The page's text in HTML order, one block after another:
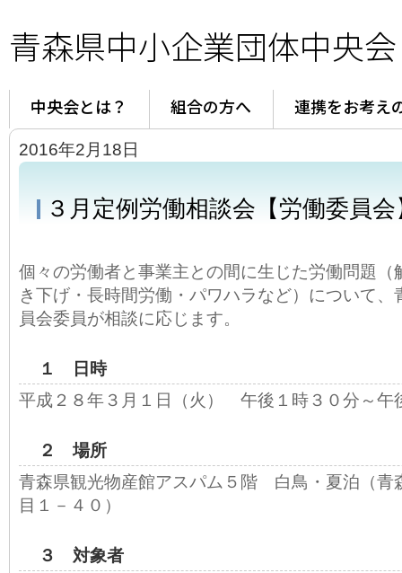
青森県中小企業団体中央会
中央会とは？ 組合の方へ 連携をお考え
2016年2月18日
３月定例労働相談会【労働委員会
個々の労働者と事業主との間に生じた労働問題（
き下げ・長時間労働・パワハラなど）について、
員会委員が相談に応じます。
１ 日時
平成２８年３月１日（火） 午後１時３０分～午
２ 場所
青森県観光物産館アスパム５階 白鳥・夏泊（青
目１－４０）
３ 対象者